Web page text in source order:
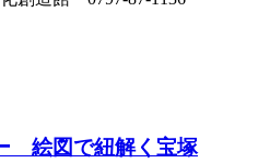
絵図で紐解く宝塚